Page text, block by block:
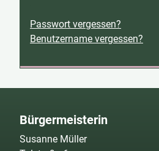
Passwort vergessen?
Benutzername vergessen?
Bürgermeisterin
Susanne Müller